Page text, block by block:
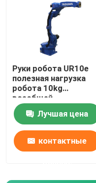
Руки робота UR10e
полезная нагрузка
робота 10kg
всеобщей
сотрудническая для
Palletizing собрания
Лучшая цена
контактные